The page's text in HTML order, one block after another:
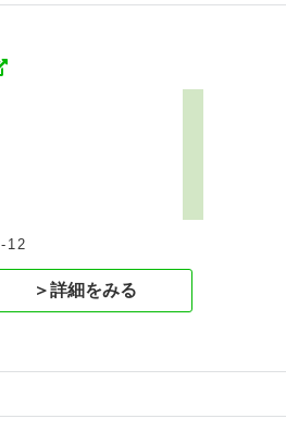
12
＞詳細をみる